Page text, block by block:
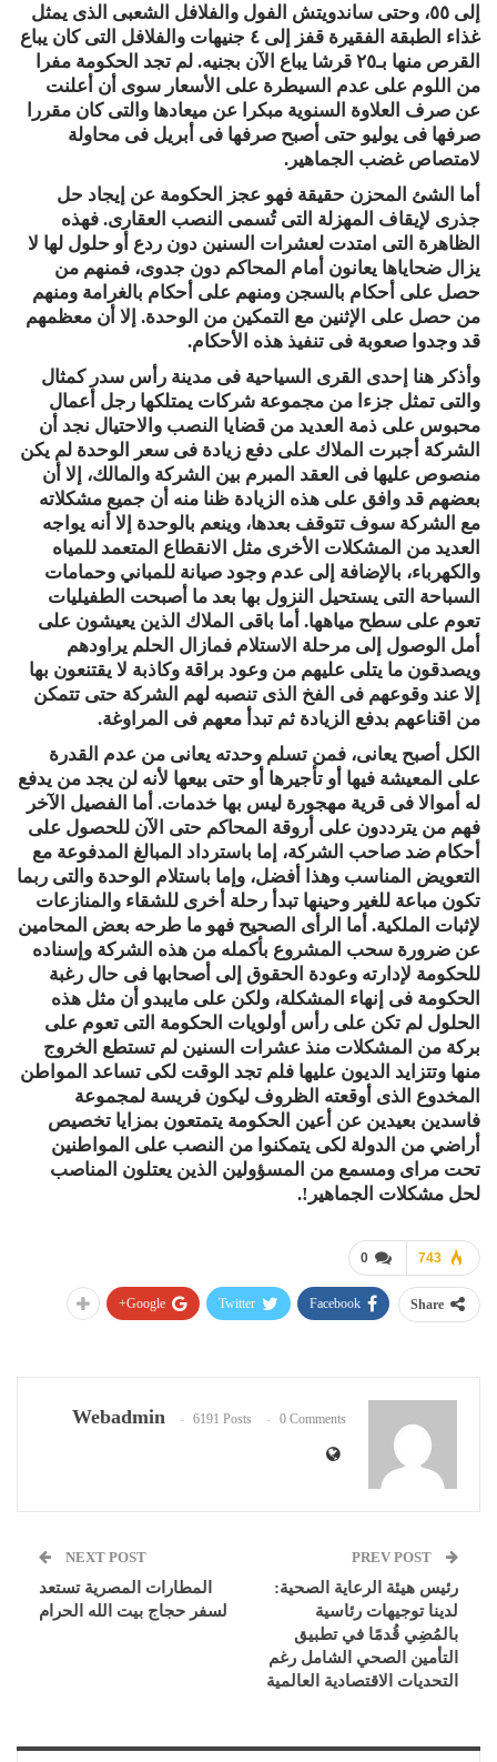
إلى ٥٥، وحتى ساندويتش الفول والفلافل الشعبى الذى يمثل
غذاء الطبقة الفقيرة قفز إلى ٤ جنيهات والفلافل التى كان يباع
القرص منها بـ٢٥ قرشا يباع
الآن بجنيه. لم تجد الحكومة مفرا
من اللوم على عدم السيطرة على الأسعار سوى أن أعلنت
عن صرف العلاوة السنوية مبكرا عن ميعادها والتى كان مقررا
صرفها فى يوليو حتى أصبح صرفها فى أبريل فى محاولة
لامتصاص غضب الجماهير.
أما الشئ المحزن حقيقة فهو عجز الحكومة عن إيجاد حل
جذرى لإيقاف المهزلة التى تُسمى النصب العقارى. فهذه
الظاهرة التى امتدت لعشرات السنين دون ردع أو حلول لها لا
يزال ضحاياها يعانون أمام المحاكم دون جدوى، فمنهم من
حصل على أحكام بالسجن ومنهم على أحكام بالغرامة ومنهم
من حصل على الإثنين مع التمكين من الوحدة. إلا أن معظمهم
قد وجدوا صعوبة فى تنفيذ هذه الأحكام.
وأذكر هنا إحدى القرى السياحية فى مدينة رأس سدر كمثال
والتى تمثل جزءا من مجموعة شركات يمتلكها رجل أعمال
محبوس على ذمة العديد من قضايا النصب والاحتيال نجد أن
الشركة أجبرت الملاك على دفع زيادة فى سعر الوحدة لم يكن
منصوص عليها فى العقد المبرم بين الشركة والمالك، إلا أن
بعضهم قد وافق على هذه الزيادة ظنا منه أن جميع مشكلاته
مع الشركة سوف تتوقف بعدها، وينعم بالوحدة إلا أنه يواجه
العديد من المشكلات الأخرى مثل الانقطاع المتعمد للمياه
والكهرباء، بالإضافة إلى عدم وجود صيانة للمباني وحمامات
السباحة التى يستحيل النزول بها بعد ما أصبحت الطفيليات
تعوم على سطح مياهها. أما باقى الملاك الذين يعيشون على
أمل الوصول إلى مرحلة الاستلام فمازال الحلم يراودهم
ويصدقون ما يتلى عليهم من وعود براقة وكاذبة لا يقتنعون بها
إلا عند وقوعهم فى الفخ الذى تنصبه لهم الشركة حتى تتمكن
من اقناعهم بدفع الزيادة ثم تبدأ معهم فى المراوغة.
الكل أصبح يعانى، فمن تسلم وحدته يعانى من عدم القدرة
على المعيشة فيها أو تأجيرها أو حتى بيعها لأنه لن يجد من يدفع
له أموالا فى قرية مهجورة ليس بها خدمات. أما الفصيل الآخر
فهم من يترددون على أروقة المحاكم حتى الآن للحصول على
أحكام ضد صاحب الشركة، إما باسترداد المبالغ المدفوعة مع
التعويض المناسب وهذا أفضل، وإما باستلام الوحدة والتى ربما
تكون مباعة للغير وحينها تبدأ رحلة أخرى للشقاء والمنازعات
لإثبات الملكية. أما الرأى الصحيح فهو ما طرحه بعض المحامين
عن ضرورة سحب المشروع بأكمله من هذه الشركة وإسناده
للحكومة لإدارته وعودة الحقوق إلى أصحابها فى حال رغبة
الحكومة فى إنهاء المشكلة، ولكن على مايبدو أن مثل هذه
الحلول لم تكن على رأس أولويات الحكومة التى تعوم على
بركة من المشكلات منذ عشرات السنين لم تستطع الخروج
منها وتتزايد الديون عليها فلم تجد الوقت لكى تساعد المواطن
المخدوع الذى أوقعته الظروف ليكون فريسة لمجموعة
فاسدين بعيدين عن أعين الحكومة يتمتعون بمزايا تخصيص
أراضي من الدولة لكى يتمكنوا من النصب على المواطنين
تحت مراى ومسمع من المسؤولين الذين يعتلون المناصب
لحل مشكلات الجماهير!.
0 743
Share
Facebook
Twitter
Google+
Webadmin 6191 Posts 0 Comments
رئيس هيئة الرعاية الصحية:
لدينا توجيهات رئاسية
بالمُضِي قُدمًا في تطبيق
التأمين الصحي الشامل رغم
التحديات الاقتصادية العالمية
NEXT POST
المطارات المصرية تستعد
لسفر حجاج بيت الله الحرام